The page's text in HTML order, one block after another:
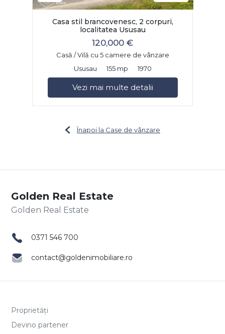
Casa stil brancovenesc, 2 corpuri,
localitatea Ususau
120,000 €
Casă / Vilă cu 5 camere de vânzare
Ususau
155 mp 1970
Vezi mai multe detalii
Înapoi la Case de vânzare
Golden Real Estate
0371 546 700
contact@goldenimobiliare.ro
Proprietăți
Devino partener